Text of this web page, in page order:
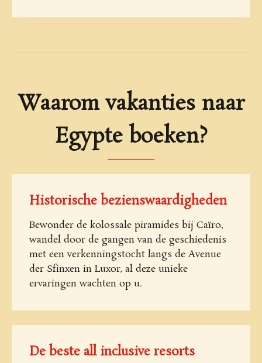
Waarom vakanties naar
Egypte boeken?
Historische bezienswaardigheden
Bewonder de kolossale piramides bij Caïro,
wandel door de gangen van de geschiedenis
met een verkenningstocht langs de Avenue
der Sfinxen in Luxor, al deze unieke
ervaringen wachten op u.
De beste all inclusive resorts